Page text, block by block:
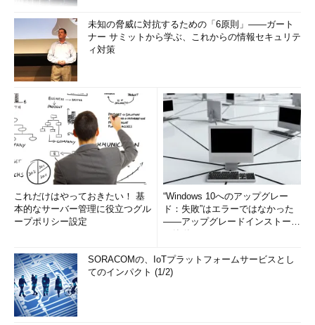
未知の脅威に対抗するための「6原則」――ガート
ナー サミットから学ぶ、これからの情報セキュリテ
ィ対策
これだけはやっておきたい！ 基
本的なサーバー管理に役立つグル
ープポリシー設定
“Windows 10へのアップグレー
ド：失敗”はエラーではなかった
――アップグレードインストール
SORACOMの、IoTプラットフォームサービスとし
てのインパクト (1/2)